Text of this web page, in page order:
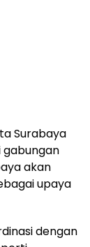
Surabaya
gabungan
akan
upaya
dengan